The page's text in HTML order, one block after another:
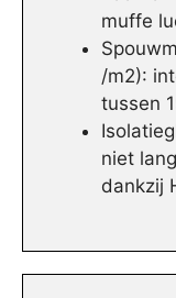
muffe
/m2):
tussen
niet
dankzij